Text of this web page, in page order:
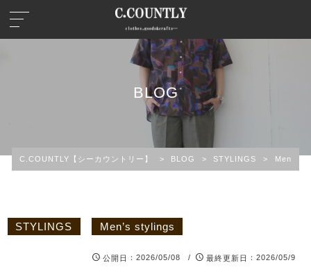
BLOG
C.COUNTLY【シーカウントリー】 > BLOG > STYLINGS > Men’s
STYLINGS Men’s stylings
公開日 ：2026/05/08 / 最終更新日 ：2026/05/9